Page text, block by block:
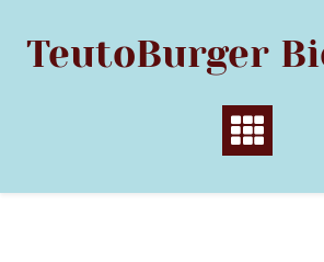
content
TeutoBurger